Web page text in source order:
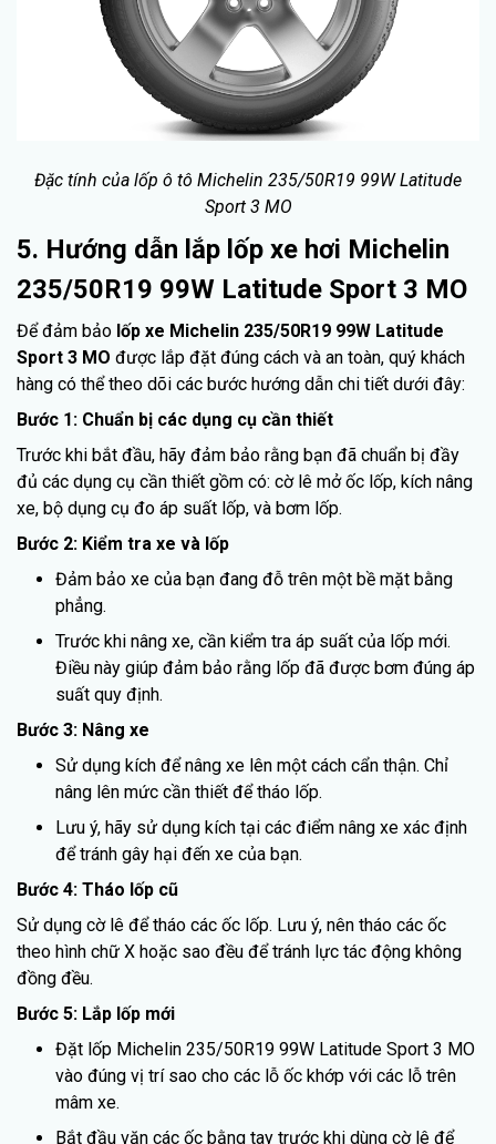
Đặc tính của lốp ô tô Michelin 235/50R19 99W Latitude
Sport 3 MO
5. Hướng dẫn lắp lốp xe hơi Michelin
235/50R19 99W Latitude Sport 3 MO
Để đảm bảo lốp xe Michelin 235/50R19 99W Latitude
Sport 3 MO được lắp đặt đúng cách và an toàn, quý khách
hàng có thể theo dõi các bước hướng dẫn chi tiết dưới đây:
Bước 1: Chuẩn bị các dụng cụ cần thiết
Trước khi bắt đầu, hãy đảm bảo rằng bạn đã chuẩn bị đầy
đủ các dụng cụ cần thiết gồm có: cờ lê mở ốc lốp, kích nâng
xe, bộ dụng cụ đo áp suất lốp, và bơm lốp.
Bước 2: Kiểm tra xe và lốp
Đảm bảo xe của bạn đang đỗ trên một bề mặt bằng
phẳng.
Trước khi nâng xe, cần kiểm tra áp suất của lốp mới.
Điều này giúp đảm bảo rằng lốp đã được bơm đúng áp
suất quy định.
Bước 3: Nâng xe
Sử dụng kích để nâng xe lên một cách cẩn thận. Chỉ
nâng lên mức cần thiết để tháo lốp.
Lưu ý, hãy sử dụng kích tại các điểm nâng xe xác định
để tránh gây hại đến xe của bạn.
Bước 4: Tháo lốp cũ
Sử dụng cờ lê để tháo các ốc lốp. Lưu ý, nên tháo các ốc
theo hình chữ X hoặc sao đều để tránh lực tác động không
đồng đều.
Bước 5: Lắp lốp mới
Đặt lốp Michelin 235/50R19 99W Latitude Sport 3 MO
vào đúng vị trí sao cho các lỗ ốc khớp với các lỗ trên
mâm xe.
Bắt đầu vặn các ốc bằng tay trước khi dùng cờ lê để